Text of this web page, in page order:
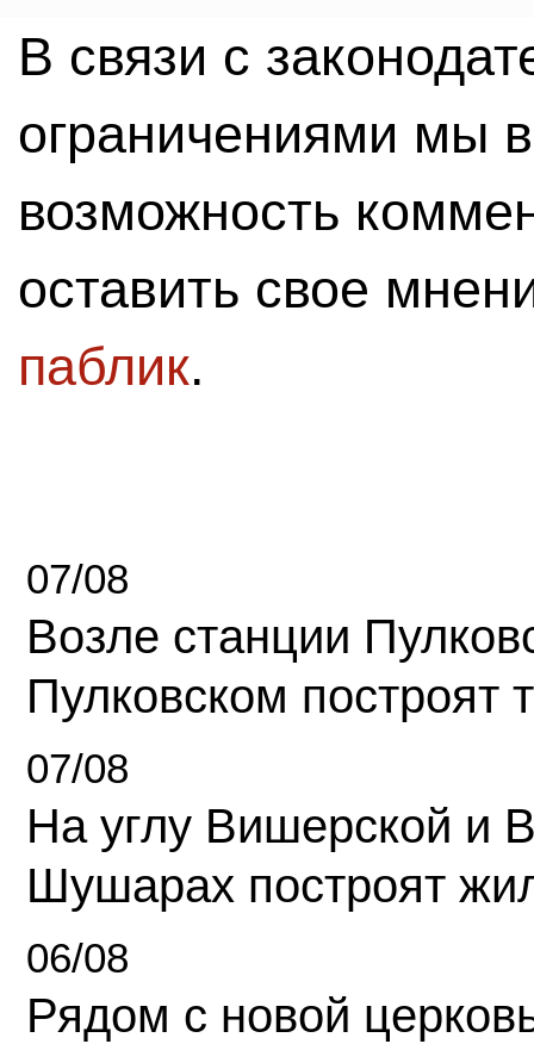
В связи с
ограничениями мы
возможность
оставить свое
паблик.
07/08
Возле станции
Пулковском построят
07/08
На углу Вишерской и
Шушарах построят
06/08
Рядом с новой